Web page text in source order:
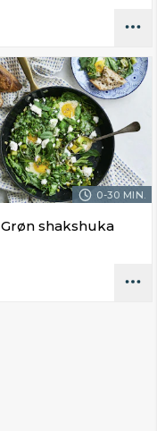
0-30 MIN.
Grøn shakshuka